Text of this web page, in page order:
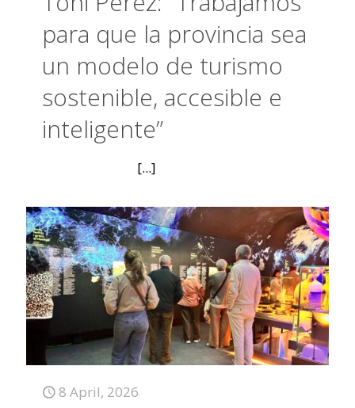
para que la provincia sea
un modelo de turismo
sostenible, accesible e
inteligente”
[...]
8 April, 2026